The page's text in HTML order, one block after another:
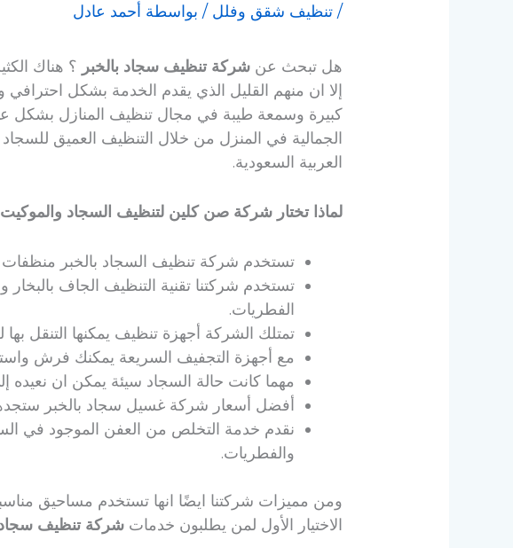
/تنظيف شقق وفلل / بواسطة أحمد عادل
هل تبحث عنشركة تنظيف سجاد بالخبر ؟ هناك
إلا ان منهم القليل الذي يقدم الخدمة بشكل
كبيرة وسمعة طيبة في مجال تنظيف المنازل بشكل
الجمالية في المنزل من خلال التنظيف العميق
العربية السعودية.
لماذا تختار شركة صن كلين لتنظيف السجاد
تستخدم شركة تنظيف السجاد بالخبر منظفات
تستخدم شركتنا تقنية التنظيف الجاف
الفطريات.
تمتلك الشركة أجهزة تنظيف يمكنها التنقل
مع أجهزة التجفيف السريعة يمكنك فرش
مهما كانت حالة السجاد سيئة يمكن ان نعيده
أفضل أسعار شركة غسيل سجاد بالخبر
نقدم خدمة التخلص من العفن الموجود في
والفطريات.
ومن مميزات شركتنا ايضًا انها تستخدم مساحيق
الاختيار الأول لمن يطلبون خدماتشركة تنظيف سجاد